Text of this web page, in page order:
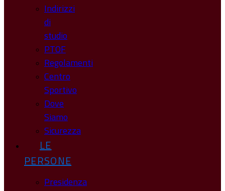
Indirizzi
di
studio
PTOF
Regolamenti
Centro
Sportivo
Dove
Siamo
Sicurezza
LE
PERSONE
Presidenza